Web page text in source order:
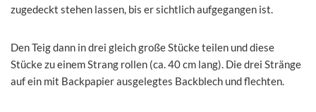
zugedeckt stehen lassen, bis er sichtlich aufgegangen ist.
Den Teig dann in drei gleich große Stücke teilen und diese
Stücke zu einem Strang rollen (ca. 40 cm lang). Die drei Stränge
auf ein mit Backpapier ausgelegtes Backblech und flechten.